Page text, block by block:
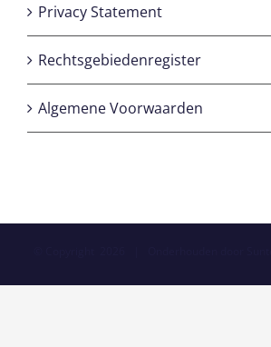
Privacy Statement
Rechtsgebiedenregister
Algemene Voorwaarden